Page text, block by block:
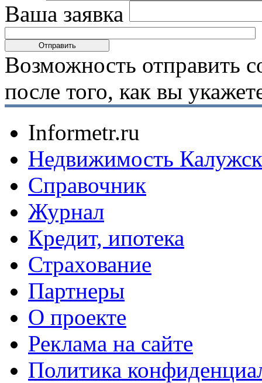
Ваша заявка
Возможность отправить
после того, как вы
Informetr.ru
Недвижимость
Справочник
Журнал
Кредит, ипотека
Страхование
Партнеры
O проекте
Реклама на сайте
Политика